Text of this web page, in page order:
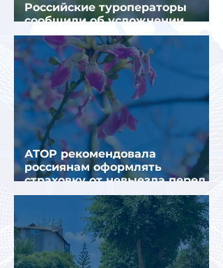
Российские туроператоры
сообщили об усложнении
получения виз в Грецию
АТОР рекомендовала
россиянам оформлять
страховку от невыезда перед
поездкой в Грецию